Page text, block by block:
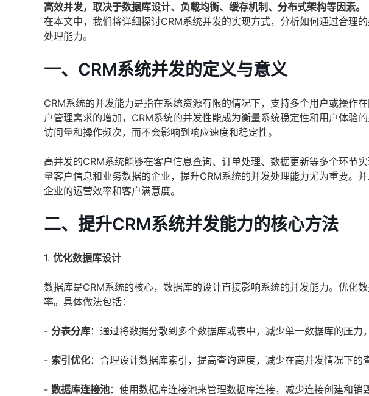
高效并发，取决于数据库设计、负载均衡、缓存机制、分布式架构等因素。
在本文中，我们将详细探讨CRM系统并发的实现方式，分析如何通过合理
处理能力。
一、CRM系统并发的定义与意义
CRM系统的并发能力是指在系统资源有限的情况下，支持多个用户或操作
户管理需求的增加，CRM系统的并发性能成为衡量系统稳定性和用户体验
访问量和操作频次，而不会影响到响应速度和稳定性。
高并发的CRM系统能够在客户信息查询、订单处理、数据更新等多个环节
量客户信息和业务数据的企业，提升CRM系统的并发处理能力尤为重要。
企业的运营效率和客户满意度。
二、提升CRM系统并发能力的核心方法
1. 优化数据库设计
数据库是CRM系统的核心，数据库的设计直接影响系统的并发能力。优化
率。具体做法包括：
- 分表分库：通过将数据分散到多个数据库或表中，减少单一数据库的压力
- 索引优化：合理设计数据库索引，提高查询速度，减少在高并发情况下的
- 数据库连接池：使用数据库连接池来管理数据库连接，减少连接创建和